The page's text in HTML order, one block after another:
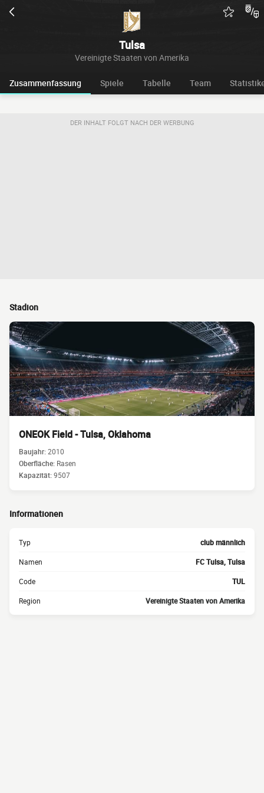
Tulsa
Vereinigte Staaten von Amerika
Zusammenfassung Spiele Tabelle Team
DER INHALT FOLGT NACH DER WERBUNG
Stadion
ONEOK Field - Tulsa, Oklahoma
Baujahr:2010
Oberfläche: Rasen
Kapazität:9507
Informationen
Typ club männlich
Namen FC Tulsa, Tulsa
Code TUL
Region Vereinigte Staaten von Amerika